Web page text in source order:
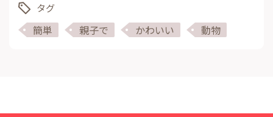
タグ
簡単 親子で かわいい 動物